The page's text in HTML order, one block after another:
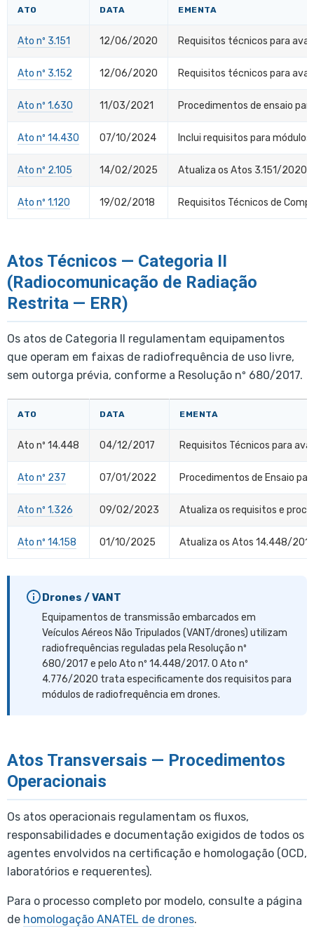
ATO DATA EMENTA
Ato nº 3.151 12/06/2020 Requisitos técnicos para
Ato nº 3.152 12/06/2020 Requisitos técnicos para
Ato nº 1.630 11/03/2021 Procedimentos de ensaio
Ato nº 14.430 07/10/2024 Inclui requisitos para
Ato nº 2.105 14/02/2025 Atualiza os Atos 3.151/2020
Ato nº 1.120 19/02/2018 Requisitos Técnicos de
Atos Técnicos — Categoria II
(Radiocomunicação de Radiação
Restrita — ERR)
Os atos de Categoria II regulamentam equipamentos
que operam em faixas de radiofrequência de uso livre,
sem outorga prévia, conforme a Resolução nº 680/2017.
ATO DATA EMENTA
Ato nº 14.448 04/12/2017 Requisitos Técnicos para
Ato nº 237 07/01/2022 Procedimentos de Ensaio
Ato nº 1.326 09/02/2023 Atualiza os requisitos e
Ato nº 14.158 01/10/2025 Atualiza os Atos 14.448/
Drones / VANT
Equipamentos de transmissão embarcados em
Veículos Aéreos Não Tripulados (VANT/drones) utilizam
radiofrequências reguladas pela Resolução nº
680/2017 e pelo Ato nº 14.448/2017. O Ato nº
4.776/2020 trata especificamente dos requisitos para
módulos de radiofrequência em drones.
Atos Transversais — Procedimentos
Operacionais
Os atos operacionais regulamentam os fluxos,
responsabilidades e documentação exigidos de todos os
agentes envolvidos na certificação e homologação (OCD,
laboratórios e requerentes).
Para o processo completo por modelo, consulte a página
de homologação ANATEL de drones.